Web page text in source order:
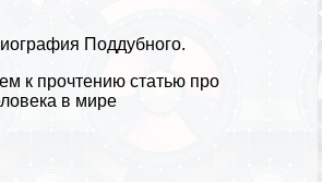
Поддубного.
к прочтению статью про
в мире